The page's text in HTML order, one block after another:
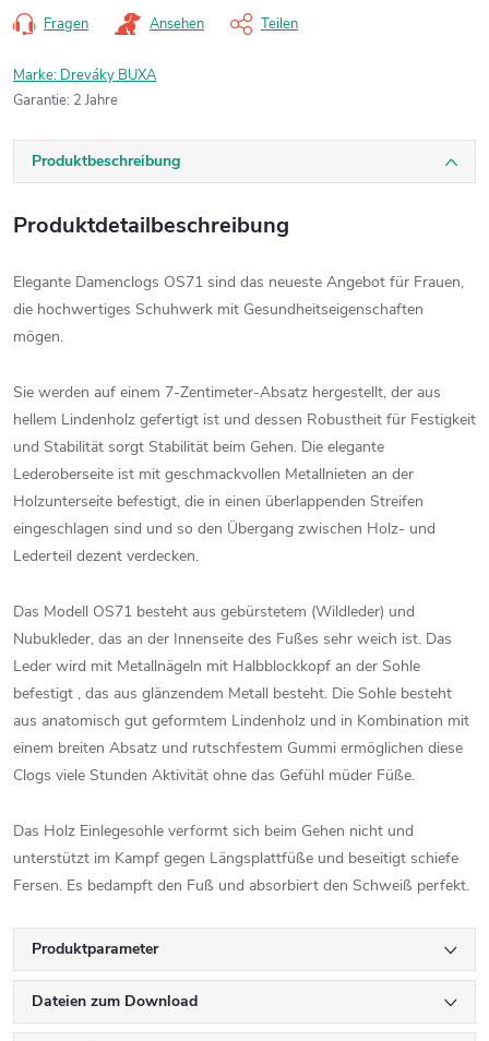
Fragen Ansehen Teilen
Marke: Dreváky BUXA
Garantie: 2 Jahre
Produktbeschreibung
Produktdetailbeschreibung
Elegante Damenclogs OS71 sind das neueste Angebot für Frauen,
die hochwertiges Schuhwerk mit Gesundheitseigenschaften
mögen.
Sie werden auf einem 7-Zentimeter-Absatz hergestellt, der aus
hellem Lindenholz gefertigt ist und dessen Robustheit für Festigkeit
und Stabilität sorgt Stabilität beim Gehen. Die elegante
Lederoberseite ist mit geschmackvollen Metallnieten an der
Holzunterseite befestigt, die in einen überlappenden Streifen
eingeschlagen sind und so den Übergang zwischen Holz- und
Lederteil dezent verdecken.
Das Modell OS71 besteht aus gebürstetem (Wildleder) und
Nubukleder, das an der Innenseite des Fußes sehr weich ist. Das
Leder wird mit Metallnägeln mit Halbblockkopf an der Sohle
befestigt , das aus glänzendem Metall besteht. Die Sohle besteht
aus anatomisch gut geformtem Lindenholz und in Kombination mit
einem breiten Absatz und rutschfestem Gummi ermöglichen diese
Clogs viele Stunden Aktivität ohne das Gefühl müder Füße.
Das Holz Einlegesohle verformt sich beim Gehen nicht und
unterstützt im Kampf gegen Längsplattfüße und beseitigt schiefe
Fersen. Es bedampft den Fuß und absorbiert den Schweiß perfekt.
Produktparameter
Dateien zum Download